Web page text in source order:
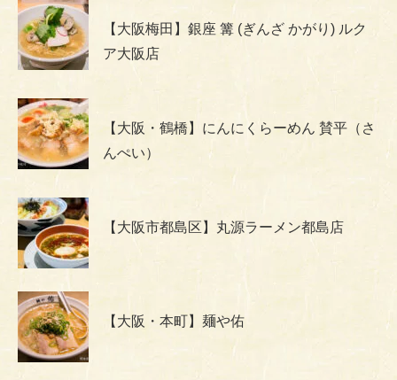
【大阪梅田】銀座 篝 (ぎんざ かがり) ルク
ア大阪店
【大阪・鶴橋】にんにくらーめん 賛平（さ
んぺい）
【大阪市都島区】丸源ラーメン都島店
【大阪・本町】麺や佑